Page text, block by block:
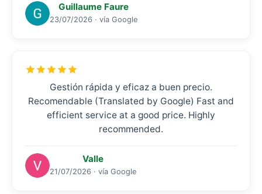
Guillaume Faure
23/07/2026 · vía Google
Gestión rápida y eficaz a buen precio.
Recomendable (Translated by Google) Fast and
efficient service at a good price. Highly
recommended.
Valle
21/07/2026 · vía Google